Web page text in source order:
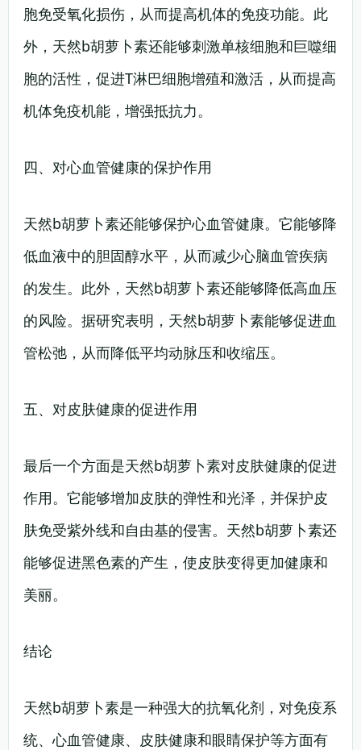
胞免受氧化损伤，从而提高机体的免疫功能。此
外，天然b胡萝卜素还能够刺激单核细胞和巨噬细
胞的活性，促进T淋巴细胞增殖和激活，从而提高
机体免疫机能，增强抵抗力。
四、对心血管健康的保护作用
天然b胡萝卜素还能够保护心血管健康。它能够降
低血液中的胆固醇水平，从而减少心脑血管疾病
的发生。此外，天然b胡萝卜素还能够降低高血压
的风险。据研究表明，天然b胡萝卜素能够促进血
管松弛，从而降低平均动脉压和收缩压。
五、对皮肤健康的促进作用
最后一个方面是天然b胡萝卜素对皮肤健康的促进
作用。它能够增加皮肤的弹性和光泽，并保护皮
肤免受紫外线和自由基的侵害。天然b胡萝卜素还
能够促进黑色素的产生，使皮肤变得更加健康和
美丽。
结论
天然b胡萝卜素是一种强大的抗氧化剂，对免疫系
统、心血管健康、皮肤健康和眼睛保护等方面有